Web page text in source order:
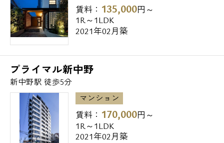
賃料： 135,000円～
1R～1LDK
2021年02月築
プライマル新中野
新中野駅 徒歩5分
マンション
賃料： 170,000円～
1R～1LDK
2021年02月築